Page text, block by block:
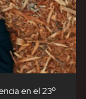
en el 23º